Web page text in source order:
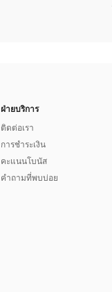
ฝ่ายบริการ
ติดต่อเรา
การชำระเงิน
คะแนนโบนัส
คำถามที่พบบ่อย